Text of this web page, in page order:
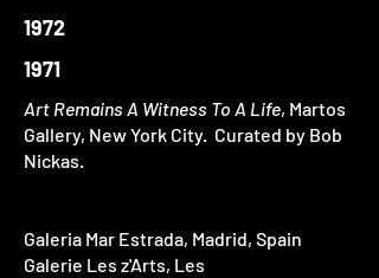
1972
1971
Art Remains A Witness To A Life, Martos
Gallery, New York City. Curated by Bob
Nickas.
Galeria Mar Estrada, Madrid, Spain
Galerie Les z'Arts, Les